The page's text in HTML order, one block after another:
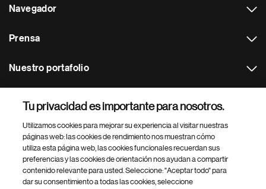
Navegador
Prensa
Nuestro portafolio
Footer Site Search
Tu privacidad es importante para nosotros.
Utilizamos cookies para mejorar su experiencia al visitar nuestras
páginas web: las cookies de rendimiento nos muestran cómo
utiliza esta página web, las cookies funcionales recuerdan sus
preferencias y las cookies de orientación nos ayudan a compartir
contenido relevante para usted. Seleccione: "Aceptar todo" para
dar su consentimiento a todas las cookies, seleccione